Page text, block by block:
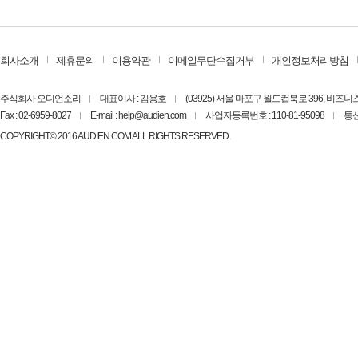
회사소개 제휴문의 이용약관 이메일무단수집거부 개인정보처리방침
주식회사 오디언소리 대표이사 : 김용호
(03925) 서울 마포구 월드컵북로 396, 비즈니
Fax : 02-6959-8027
E-mail : help@audien.com 사업자등록번호 : 110-81-95098
통
COPYRIGHT© 2016 AUDIEN.COM ALL RIGHTS RESERVED.